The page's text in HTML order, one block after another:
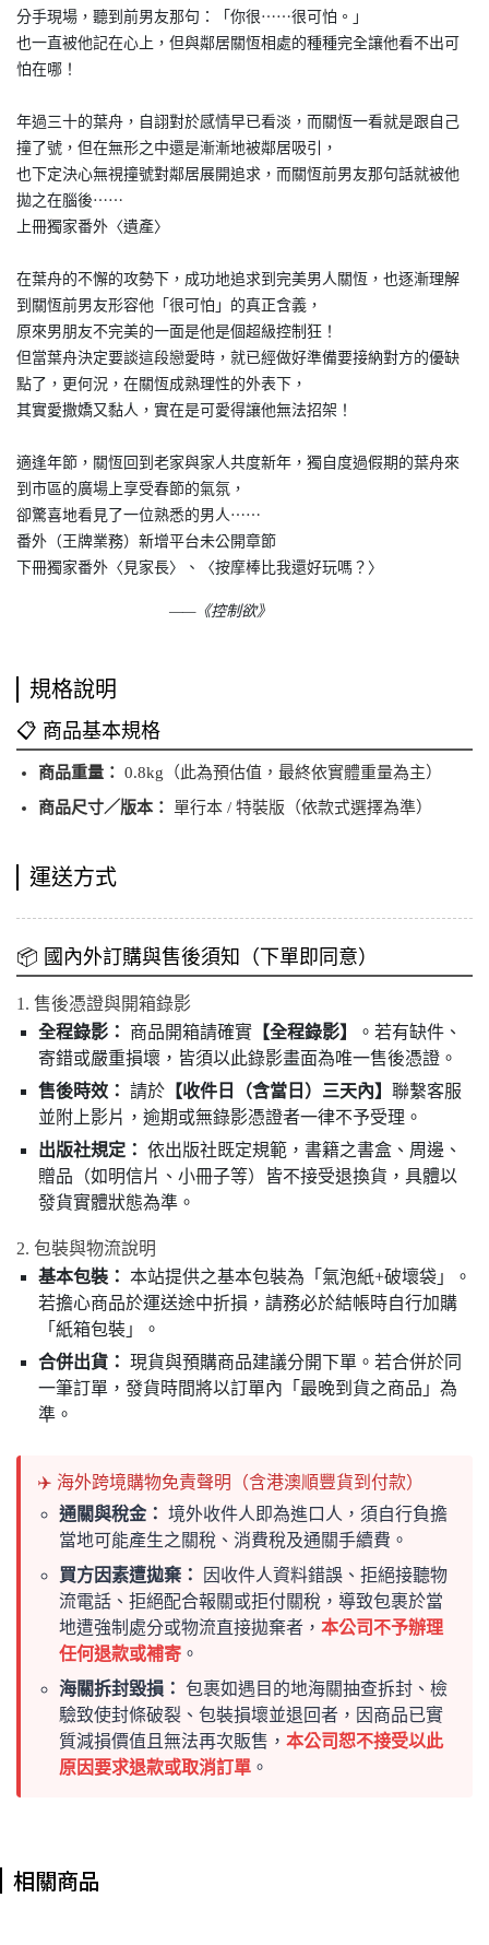
分手現場，聽到前男友那句：「你很⋯⋯很可怕。」
也一直被他記在心上，但與鄰居關恆相處的種種完全讓他看不出可
怕在哪！
年過三十的葉舟，自詡對於感情早已看淡，而關恆一看就是跟自己
撞了號，但在無形之中還是漸漸地被鄰居吸引，
也下定決心無視撞號對鄰居展開追求，而關恆前男友那句話就被他
拋之在腦後⋯⋯
上冊獨家番外〈遺產〉
在葉舟的不懈的攻勢下，成功地追求到完美男人關恆，也逐漸理解
到關恆前男友形容他「很可怕」的真正含義，
原來男朋友不完美的一面是他是個超級控制狂！
但當葉舟決定要談這段戀愛時，就已經做好準備要接納對方的優缺
點了，更何況，在關恆成熟理性的外表下，
其實愛撒嬌又黏人，實在是可愛得讓他無法招架！
適逢年節，關恆回到老家與家人共度新年，獨自度過假期的葉舟來
到市區的廣場上享受春節的氣氛，
卻驚喜地看見了一位熟悉的男人⋯⋯
番外（王牌業務）新增平台未公開章節
下冊獨家番外〈見家長〉、〈按摩棒比我還好玩嗎？〉
——《控制欲》
規格說明
📋 商品基本規格
商品重量： 0.8kg（此為預估值，最終依實體重量為主）
商品尺寸／版本：
單行本 / 特裝版（依款式選擇為準）
運送方式
📦 國內外訂購與售後須知（下單即同意）
1. 售後憑證與開箱錄影
全程錄影：
商品開箱請確實 【全程錄影】
。若有缺件、
寄錯或嚴重損壞，皆須以此錄影畫面為唯一售後憑證。
售後時效： 請於 【收件日（含當日）三天內】 聯繫客服
並附上影片，逾期或無錄影憑證者一律不予受理。
出版社規定： 依出版社既定規範，書籍之書盒、周邊、
贈品（如明信片、小冊子等）皆不接受退換貨，具體以
發貨實體狀態為準。
2. 包裝與物流說明
基本包裝： 本站提供之基本包裝為「氣泡紙+破壞袋」。
若擔心商品於運送途中折損，請務必於結帳時自行加購
「紙箱包裝」。
合併出貨： 現貨與預購商品建議分開下單。若合併於同
一筆訂單，發貨時間將以訂單內「最晚到貨之商品」為
準。
✈️ 海外跨境購物免責聲明（含港澳順豐貨到付款）
通關與稅金： 境外收件人即為進口人，須自行負擔
當地可能產生之關稅、消費稅及通關手續費。
買方因素遭拋棄：
因收件人資料錯誤、拒絕接聽物
流電話、拒絕配合報關或拒付關稅，導致包裹於當
地遭強制處分或物流直接拋棄者， 本公司不予辦理
任何退款或補寄 。
海關拆封毀損： 包裹如遇目的地海關抽查拆封、檢
驗致使封條破裂、包裝損壞並退回者，因商品已實
質減損價值且無法再次販售， 本公司恕不接受以此
原因要求退款或取消訂單 。
相關商品